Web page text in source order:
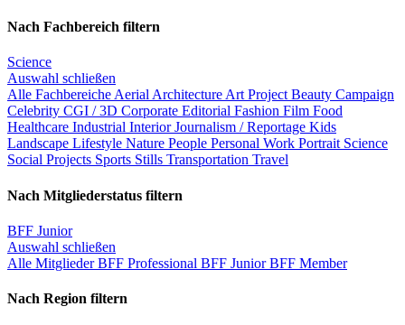
Nach Fachbereich filtern
Science
Auswahl schließen
Alle Fachbereiche Aerial Architecture Art Project Beauty Campaign
Celebrity CGI / 3D Corporate Editorial Fashion Film Food
Healthcare Industrial InteriorJournalism / Reportage Kids
Landscape Lifestyle Nature People Personal Work Portrait Science
Social Projects Sports Stills Transportation Travel
Nach Mitgliederstatus filtern
BFF Junior
Auswahl schließen
Alle MitgliederBFF Professional BFF JuniorBFF Member
Nach Region filtern